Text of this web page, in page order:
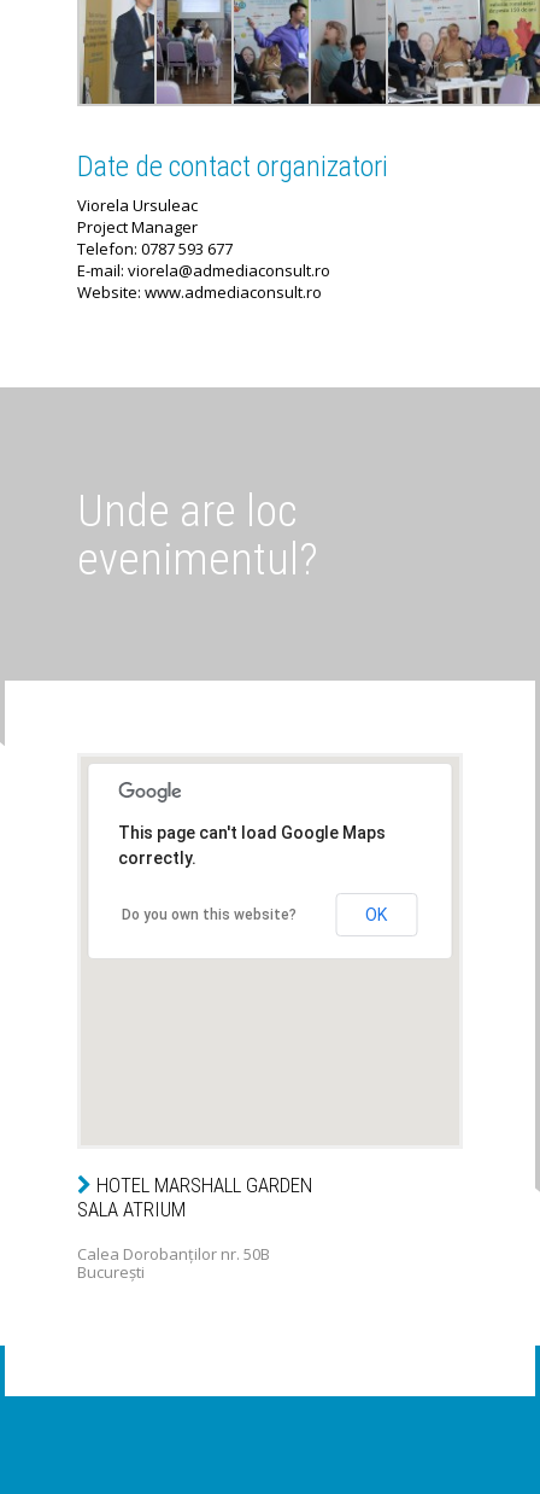
Date de contact organizatori
Viorela Ursuleac
Project Manager
Telefon:0787 593 677
E-mail:viorela@admediaconsult.ro
Website:www.admediaconsult.ro
Unde are loc
evenimentul?
This page can't load Google Maps
correctly.
Do you own this website? OK
HOTEL MARSHALL GARDEN
SALA ATRIUM
Calea Dorobanților nr. 50B
București